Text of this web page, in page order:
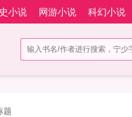
小说 网游小说 科幻小说
题